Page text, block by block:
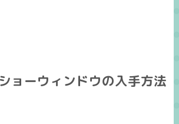
ョーウィンドウの入手方法